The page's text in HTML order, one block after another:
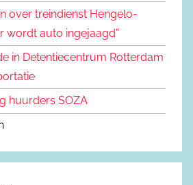
over treindienst Hengelo-
wordt auto ingejaagd”
in Detentiecentrum Rotterdam
huurders SOZA